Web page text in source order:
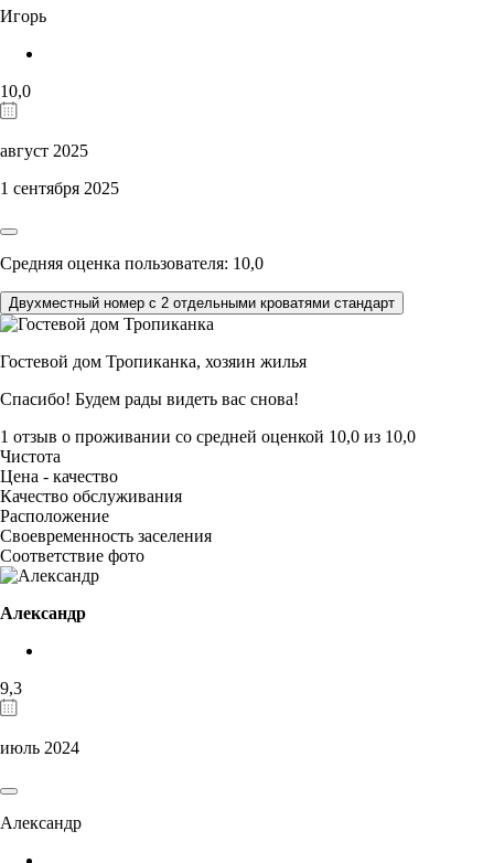
Игорь
10,0
август 2025
1 сентября 2025
Средняя оценка пользователя: 10,0
Двухместный номер с 2 отдельными кроватями стандарт
Гостевой дом Тропиканка, хозяин жилья
Спасибо! Будем рады видеть вас снова!
1 отзыв о проживании со средней оценкой 10,0 из 10,0
Чистота
Цена - качество
Качество обслуживания
Расположение
Своевременность заселения
Соответствие фото
Александр
9,3
июль 2024
Александр